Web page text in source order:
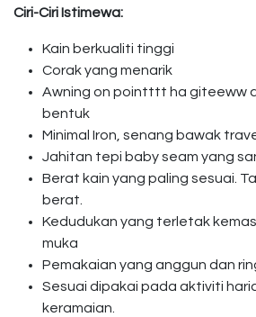
Ciri-Ciri Istimewa:
Kain berkualiti tinggi
Corak yang menarik
Awning on pointttt ha giteeww
bentuk
Minimal Iron, senang bawak
Jahitan tepi baby seam yang
Berat kain yang paling sesuai.
berat.
Kedudukan yang terletak
muka
Pemakaian yang anggun dan
Sesuai dipakai pada aktiviti
keramaian.